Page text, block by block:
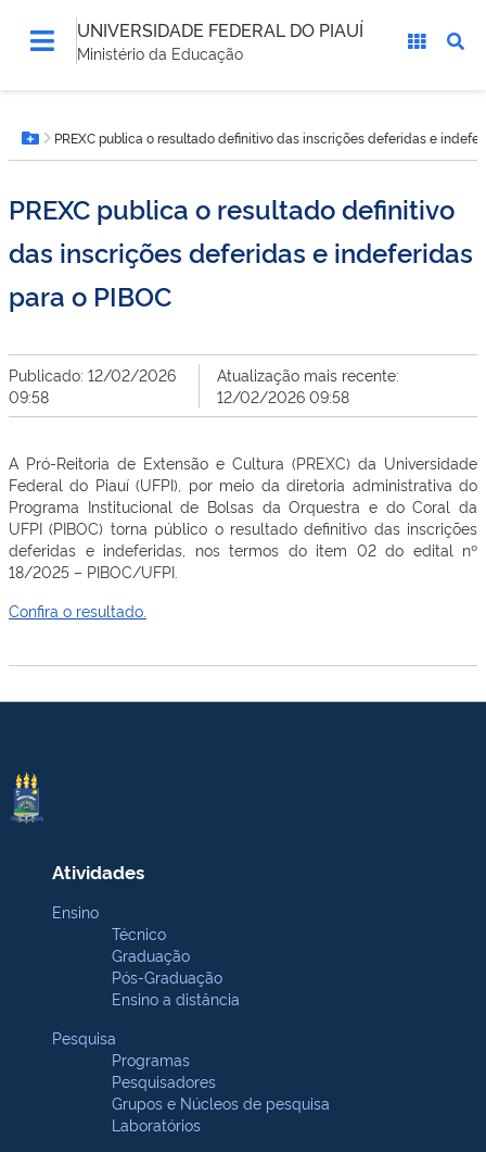
UNIVERSIDADE FEDERAL DO PIAUÍ
Ministério da Educação
está
aqui:Botão Menu
PREXC publica o resultado definitivo das inscrições deferidas e
PREXC publica o resultado definitivo
das inscrições deferidas e indeferidas
para o PIBOC
Publicado: 12/02/2026
09:58
Atualização mais recente:
12/02/2026 09:58
A Pró-Reitoria de Extensão e Cultura (PREXC) da Universidade
Federal do Piauí (UFPI), por meio da diretoria administrativa do
Programa Institucional de Bolsas da Orquestra e do Coral da
UFPI (PIBOC) torna público o resultado definitivo das inscrições
deferidas e indeferidas, nos termos do item 02 do edital nº
18/2025 – PIBOC/UFPI.
Confira o resultado.
Atividades
Ensino
Técnico
Graduação
Pós-Graduação
Ensino a distância
Pesquisa
Programas
Pesquisadores
Grupos e Núcleos de pesquisa
Laboratórios